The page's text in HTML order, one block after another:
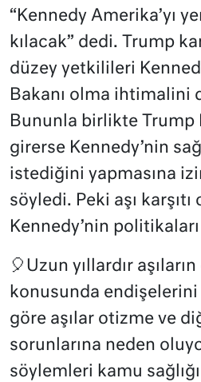
“Kennedy Amerika’yı
kılacak” dedi. Trump
düzey yetkilileri
Bakanı olma ihtimalini
Bununla birlikte Trump
girerse Kennedy’nin
istediğini yapmasına
söyledi. Peki aşı
Kennedy’nin
🎈Uzun yıllardır
konusunda
göre aşılar otizme ve
sorunlarına neden
söylemleri kamu